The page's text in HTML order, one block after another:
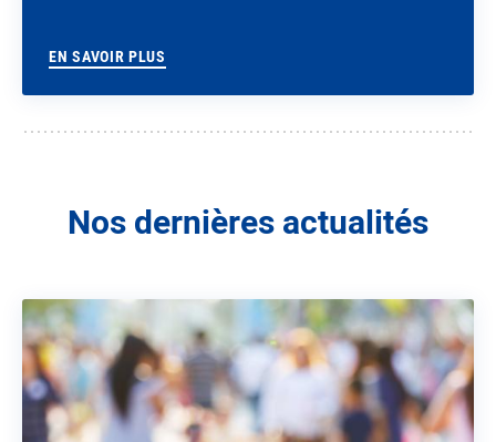
EN SAVOIR PLUS
Nos dernières actualités